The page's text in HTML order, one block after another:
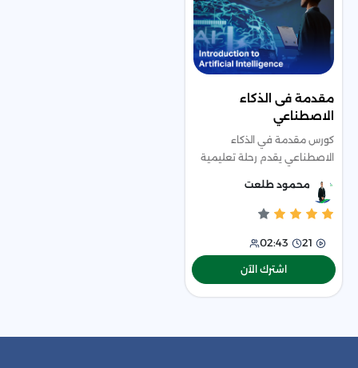
مقدمة فى الذكاء
الاصطناعي
كورس مقدمة في الذكاء
الاصطناعي يقدم رحلة تعليمية
الذكاء الاصطناعي وتعلم الآلة
والتعلم العميق من الصفر، حيث
محمود طلعت
21
02:43
اشترك الآن